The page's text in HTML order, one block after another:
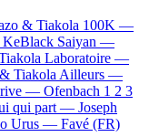
& Tiakola 100K —
KeBlack Saiyan —
Laboratoire —
Tiakola Ailleurs —
— Ofenbach 1 2 3
qui part — Joseph
Urus — Favé (FR)